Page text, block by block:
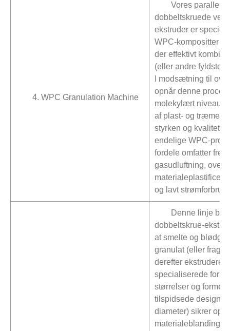
4. WPC Granulation Machine
Vores parallelle
dobbeltskruede
ekstruder er
WPC-kompositter
der effektivt
(eller andre
I modsætning til
opnår denne proces
molekylært niveau
af plast- og træmel,
styrken og
endelige WPC-
fordele omfatter
gasudluftning,
og lavt strømforbrug.
Denne linje
dobbeltskrue-
at smelte og
granulat (eller
derefter ekstrudere
specialiserede
størrelser og former.
tilspidsede design
diameter) sikrer
materialeblanding,